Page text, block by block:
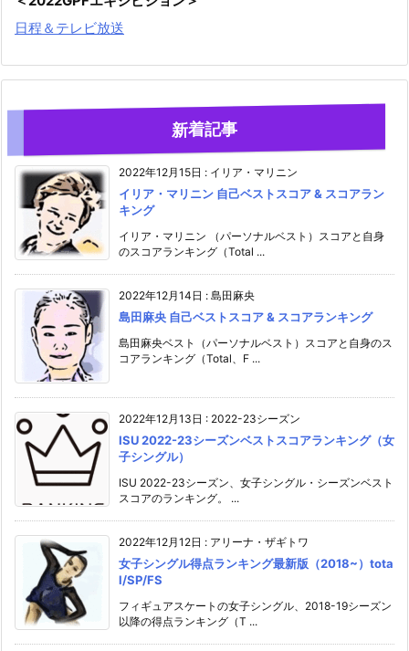
日程＆テレビ放送
新着記事
2022年12月15日 : イリア・マリニン
イリア・マリニン 自己ベストスコア & スコアラン
キング
イリア・マリニン （パーソナルベスト）スコアと自身
のスコアランキング（Total ...
2022年12月14日 : 島田麻央
島田麻央 自己ベストスコア & スコアランキング
島田麻央ベスト（パーソナルベスト）スコアと自身のス
コアランキング（Total、F ...
2022年12月13日 : 2022-23シーズン
ISU 2022-23シーズンベストスコアランキング（女
子シングル）
ISU 2022-23シーズン、女子シングル・シーズンベスト
スコアのランキング。 ...
2022年12月12日 : アリーナ・ザギトワ
女子シングル得点ランキング最新版（2018~）tota
l/SP/FS
フィギュアスケートの女子シングル、2018-19シーズン
以降の得点ランキング（T ...